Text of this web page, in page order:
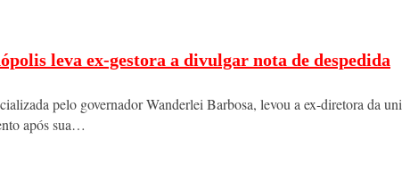
leva ex-gestora a divulgar nota de despedida
pelo governador Wanderlei Barbosa, levou a ex-diretora da
após sua…